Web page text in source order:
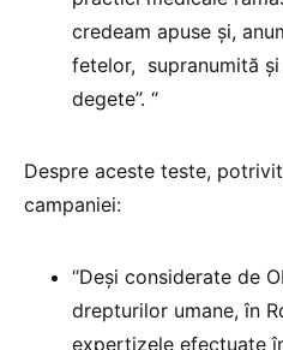
credeam apuse și,
fetelor, supranumită și
degete”. “
Despre aceste teste,
campaniei:
“Deși considerate de
drepturilor umane, în
expertizele efectuate